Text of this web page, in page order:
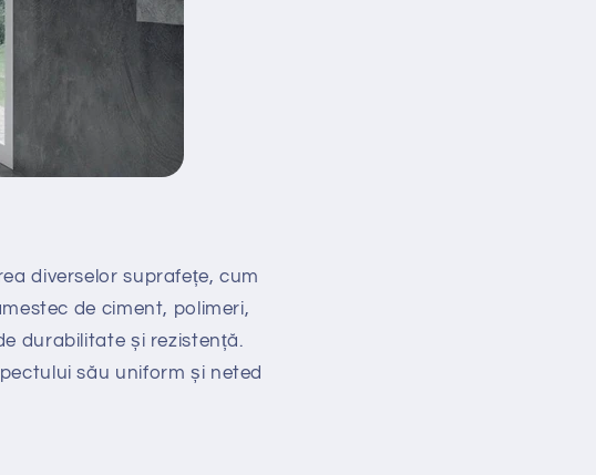
diverselor suprafețe, cum
de ciment, polimeri,
durabilitate și rezistență.
său uniform și neted